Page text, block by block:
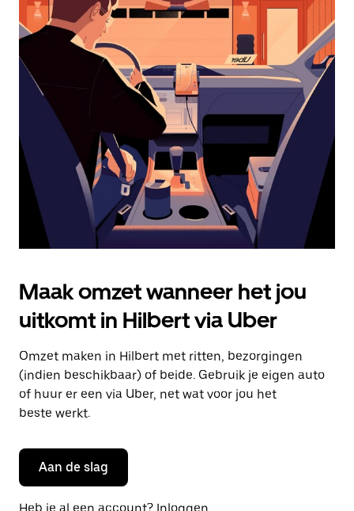
een
datum
te
selecteren.
Druk
Escape
agenda
te
sluiten.
Maak omzet wanneer het jou
uitkomt in Hilbert via Uber
Omzet maken in Hilbert met ritten, bezorgingen
(indien beschikbaar) of beide. Gebruik je eigen auto
of huur er een via Uber, net wat voor jou het
beste werkt.
Aan de slag